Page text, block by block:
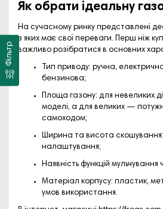
Фільтр
Як обрати ідеальну
На сучасному ринку представлені
з яких має свої переваги. Перш ніж
важливо розібратися в основних
Тип приводу: ручна,
бензинова;
Площа газону: для невеликих
моделі, а для великих —
самоходом;
Ширина та висота скошування
налаштування;
Наявність функцій мульчування
Матеріал корпусу: пластик,
умов використання.